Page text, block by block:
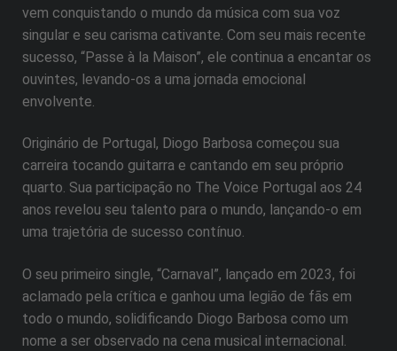
vem conquistando o mundo da música com sua voz
singular e seu carisma cativante. Com seu mais recente
sucesso, “Passe à la Maison”, ele continua a encantar os
ouvintes, levando-os a uma jornada emocional
envolvente.
Originário de Portugal, Diogo Barbosa começou sua
carreira tocando guitarra e cantando em seu próprio
quarto. Sua participação no The Voice Portugal aos 24
anos revelou seu talento para o mundo, lançando-o em
uma trajetória de sucesso contínuo.
O seu primeiro single, “Carnaval”, lançado em 2023, foi
aclamado pela crítica e ganhou uma legião de fãs em
todo o mundo, solidificando Diogo Barbosa como um
nome a ser observado na cena musical internacional.